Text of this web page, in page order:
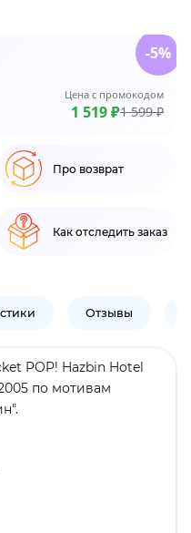
Цена с промокодом
1 519 ₽1 599 ₽
-5%
Про возврат
Как отследить заказ
Отзывы
POP! Hazbin Hotel
по мотивам